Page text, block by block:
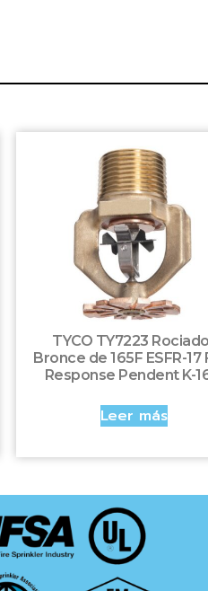
TYCO TY7223
Bronce de 165F ESFR-17
Response Pendent K-
Leer más